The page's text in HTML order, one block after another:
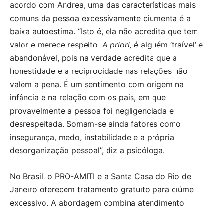
acordo com Andrea, uma das características mais
comuns da pessoa excessivamente ciumenta é a
baixa autoestima. “Isto é, ela não acredita que tem
valor e merece respeito. A priori, é alguém ‘traível’ e
abandonável, pois na verdade acredita que a
honestidade e a reciprocidade nas relações não
valem a pena. É um sentimento com origem na
infância e na relação com os pais, em que
provavelmente a pessoa foi negligenciada e
desrespeitada. Somam-se ainda fatores como
insegurança, medo, instabilidade e a própria
desorganização pessoal”, diz a psicóloga.
No Brasil, o PRO-AMITI e a Santa Casa do Rio de
Janeiro oferecem tratamento gratuito para ciúme
excessivo. A abordagem combina atendimento